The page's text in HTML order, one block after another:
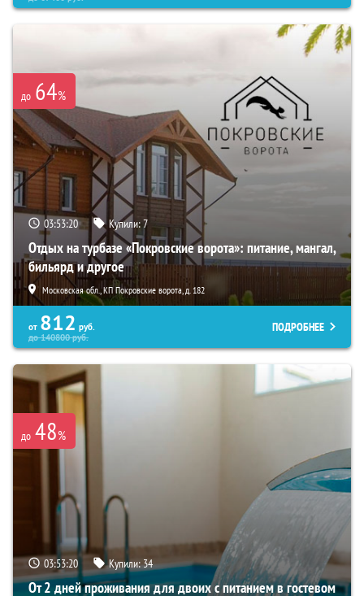
до 64%
03:53:19 Купили:7
Отдых на турбазе «Покровские ворота»: питание, мангал,
бильярд и другое
Московская обл., КП Покровские ворота, д. 182
от 812 руб.
до140800руб.
ПОДРОБНЕЕ
до 48%
03:53:19 Купили:34
От 2 дней проживания для двоих с питанием в гостевом